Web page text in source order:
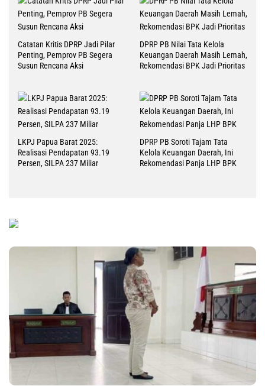
Catatan Kritis DPRP Jadi Pilar
Penting, Pemprov PB Segera
Susun Rencana Aksi
DPRP PB Nilai Tata Kelola
Keuangan Daerah Masih Lemah,
Rekomendasi BPK Jadi Prioritas
LKPJ Papua Barat 2025:
Realisasi Pendapatan 93.19
Persen, SILPA 237 Miliar
DPRP PB Soroti Tajam Tata
Kelola Keuangan Daerah, Ini
Rekomendasi Panja LHP BPK